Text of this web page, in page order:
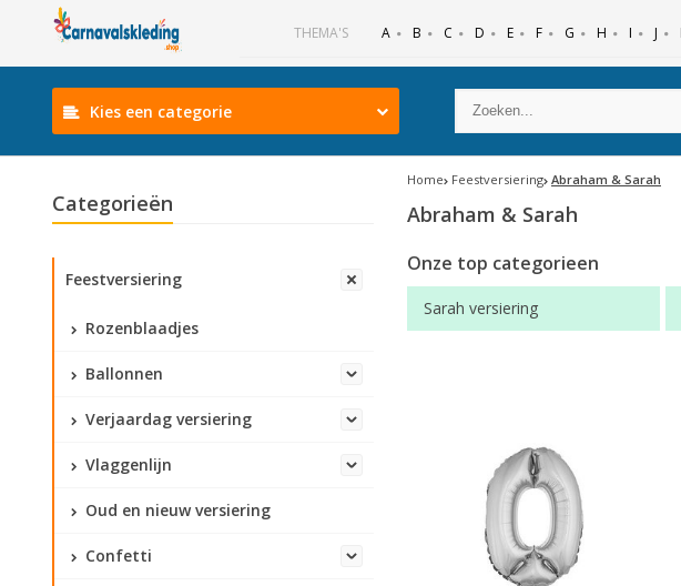
THEMA'S A B C D E F G H I J
Kies een categorie
Categorieën
Feestversiering
Rozenblaadjes
Ballonnen
Verjaardag versiering
Vlaggenlijn
Oud en nieuw versiering
Confetti
Home Feestversiering Abraham & Sarah
Abraham & Sarah
Onze top categorieen
Sarah versiering